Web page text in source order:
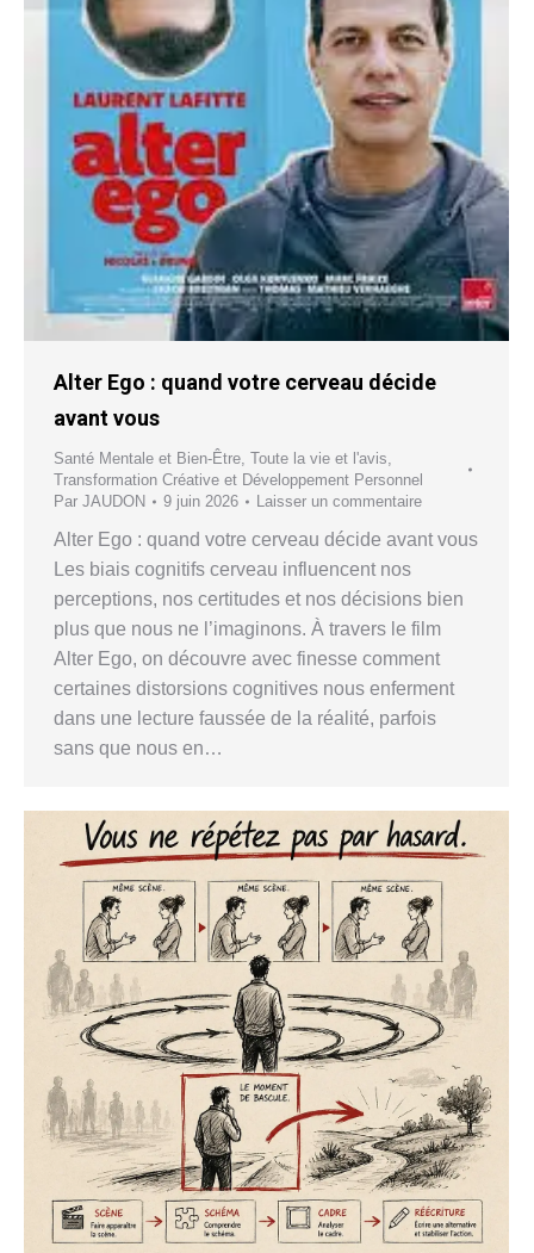
Alter Ego : quand votre cerveau décide
avant vous
Santé Mentale et Bien-Être, Toute la vie et l'avis,
Transformation Créative et Développement Personnel
Par JAUDON 9 juin 2026 Laisser un commentaire
Alter Ego : quand votre cerveau décide avant vous
Les biais cognitifs cerveau influencent nos
perceptions, nos certitudes et nos décisions bien
plus que nous ne l’imaginons. À travers le film
Alter Ego, on découvre avec finesse comment
certaines distorsions cognitives nous enferment
dans une lecture faussée de la réalité, parfois
sans que nous en…